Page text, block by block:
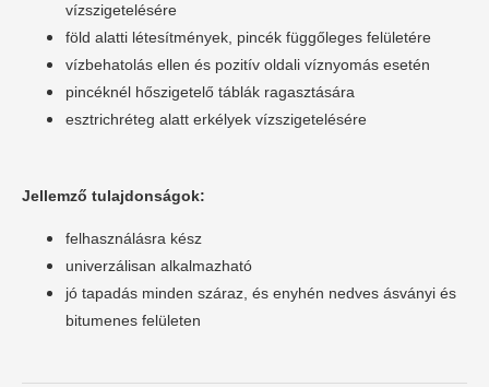
vízszigetelésére
föld alatti létesítmények, pincék függőleges felületére
vízbehatolás ellen és pozitív oldali víznyomás esetén
pincéknél hőszigetelő táblák ragasztására
esztrichréteg alatt erkélyek vízszigetelésére
Jellemző tulajdonságok:
felhasználásra kész
univerzálisan alkalmazható
jó tapadás minden száraz, és enyhén nedves ásványi és
bitumenes felületen